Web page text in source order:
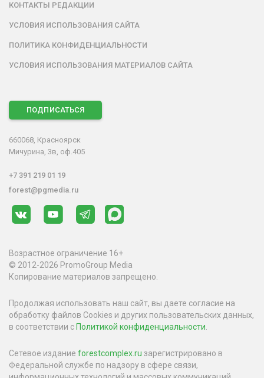
КОНТАКТЫ РЕДАКЦИИ
УСЛОВИЯ ИСПОЛЬЗОВАНИЯ САЙТА
ПОЛИТИКА КОНФИДЕНЦИАЛЬНОСТИ
УСЛОВИЯ ИСПОЛЬЗОВАНИЯ МАТЕРИАЛОВ САЙТА
ПОДПИСАТЬСЯ
660068, Красноярск
Мичурина, 3в, оф.405
+7 391 219 01 19
forest@pgmedia.ru
Возрастное ограничение 16+
© 2012-2026 PromoGroup Media
Копирование материалов запрещено.
Продолжая использовать наш сайт, вы даете согласие на
обработку файлов Cookies и других пользовательских данных,
в соответствии с Политикой конфиденциальности
Сетевое издание forestcomplex.ru зарегистрировано в
Федеральной службе по надзору в сфере связи,